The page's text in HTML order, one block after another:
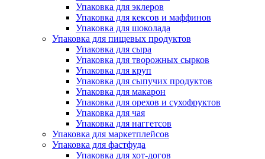
Упаковка для эклеров
Упаковка для кексов и маффинов
Упаковка для шоколада
Упаковка для пищевых продуктов
Упаковка для сыра
Упаковка для творожных сырков
Упаковка для круп
Упаковка для сыпучих продуктов
Упаковка для макарон
Упаковка для орехов и сухофруктов
Упаковка для чая
Упаковка для наггетсов
Упаковка для маркетплейсов
Упаковка для фастфуда
Упаковка для хот-догов